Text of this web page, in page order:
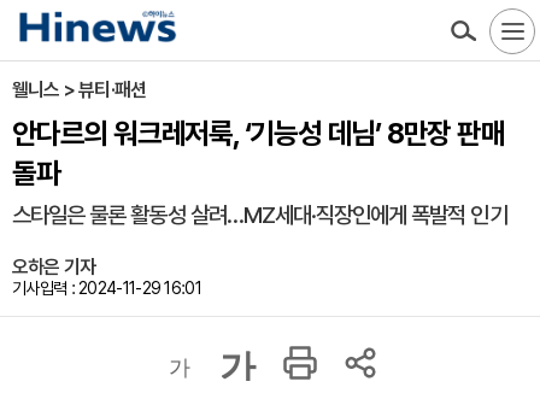
웰니스 > 뷰티·패션
안다르의 워크레저룩, ‘기능성 데님’ 8만장 판매
돌파
스타일은 물론 활동성 살려…MZ세대·직장인에게 폭발적 인기
오하은 기자
기사입력 : 2024-11-29 16:01
가 가